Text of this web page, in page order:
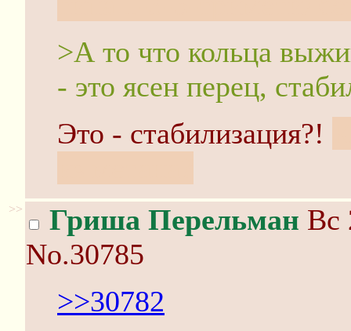
>А то что кольца
- это ясен перец,
Это - стабилизация?!
>> Гриша Перельман Вс
No.30785
>>30782